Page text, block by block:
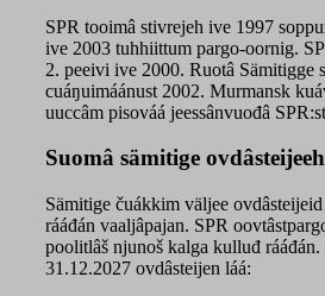
SPR tooimâ stivrejeh ive 1997
ive 2003 tuhhiittum pargo-oornig.
2. peeivi ive 2000. Ruotâ Sämitigge
cuáŋuimáánust 2002. Murmansk
uuccâm pisováá jeessânvuođâ
Suomâ sämitige
Sämitige čuákkim väljee
rááđán vaaljâpajan. SPR
poolitlâš njunoš kalga kulluđ rááđán.
31.12.2027 ovdâsteijen láá: